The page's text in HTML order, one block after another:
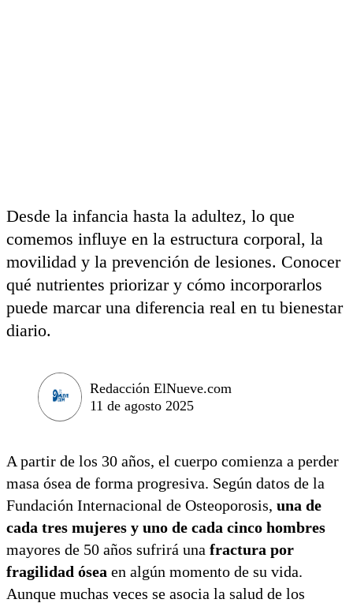
Desde la infancia hasta la adultez, lo que
comemos influye en la estructura corporal, la
movilidad y la prevención de lesiones. Conocer
qué nutrientes priorizar y cómo incorporarlos
puede marcar una diferencia real en tu bienestar
diario.
Redacción ElNueve.com
11 de agosto 2025
A partir de los 30 años, el cuerpo comienza a perder
masa ósea de forma progresiva. Según datos de la
Fundación Internacional de Osteoporosis, una de
cada tres mujeres y uno de cada cinco hombres
mayores de 50 años sufrirá una fractura por
fragilidad ósea en algún momento de su vida.
Aunque muchas veces se asocia la salud de los